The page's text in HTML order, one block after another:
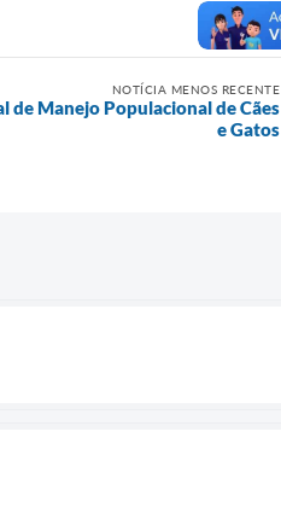
NOTÍCIA MENOS RECENTE
de Manejo Populacional de Cães
e Gatos